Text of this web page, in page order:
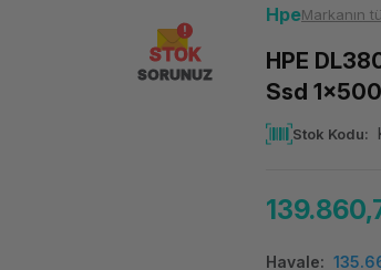
STOK
SORUNUZ
HpeMarkanın
HPE
Ssd
Stok Kodu
Havale